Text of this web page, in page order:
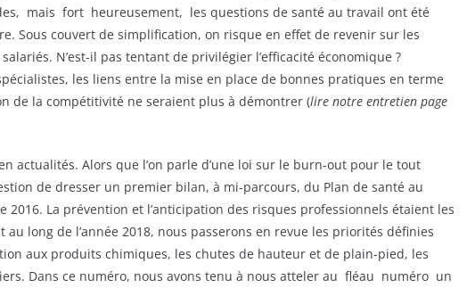
mais fort heureusement, les questions de santé au travail ont été
Sous couvert de simplification, on risque en effet de revenir sur les
N’est-il pas tentant de privilégier l’efficacité économique ?
les liens entre la mise en place de bonnes pratiques en terme
de la compétitivité ne seraient plus à démontrer (lire notre entretien page
actualités. Alors que l’on parle d’une loi sur le burn-out pour le tout
de dresser un premier bilan, à mi-parcours, du Plan de santé au
2016. La prévention et l’anticipation des risques professionnels étaient les
long de l’année 2018, nous passerons en revue les priorités définies
aux produits chimiques, les chutes de hauteur et de plain-pied, les
Dans ce numéro, nous avons tenu à nous atteler au fléau numéro un